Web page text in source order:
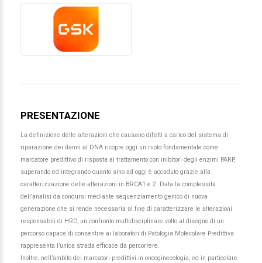
PRESENTAZIONE
La definizione delle alterazioni che causano difetti a carico del sistema di
riparazione dei danni al DNA ricopre oggi un ruolo fondamentale come
marcatore predittivo di risposta al trattamento con inibitori degli enzimi PARP,
superando ed integrando quanto sino ad oggi è accaduto grazie alla
caratterizzazione delle alterazioni in BRCA1 e 2. Data la complessità
dell’analisi da condursi mediante sequenziamento genico di nuova
generazione che si rende necessaria al fine di caratterizzare le alterazioni
responsabili di HRD, un confronto multidisciplinare volto al disegno di un
percorso capace di consentire ai laboratori di Patologia Molecolare Predittiva
rappresenta l’unica strada efficace da percorrere.
Inoltre, nell’ambito dei marcatori predittivi in oncoginecologia, ed in particolare